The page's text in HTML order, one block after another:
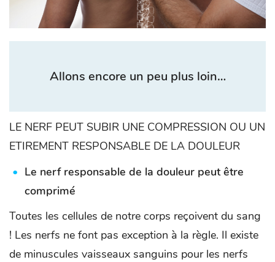
Allons encore un peu plus loin…
LE NERF PEUT SUBIR UNE COMPRESSION OU UN
ETIREMENT RESPONSABLE DE LA DOULEUR
Le nerf responsable de la douleur peut être
comprimé
Toutes les cellules de notre corps reçoivent du sang
! Les nerfs ne font pas exception à la règle. Il existe
de minuscules vaisseaux sanguins pour les nerfs